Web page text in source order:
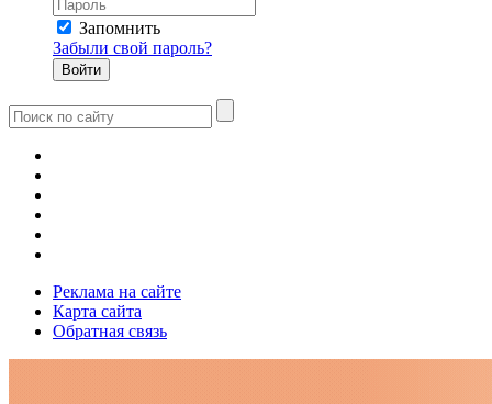
Запомнить
Забыли свой пароль?
Реклама на сайте
Карта сайта
Обратная связь